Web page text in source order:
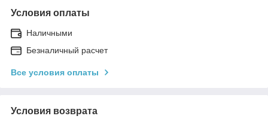
Условия оплаты
Наличными
Безналичный расчет
Все условия оплаты
Условия возврата